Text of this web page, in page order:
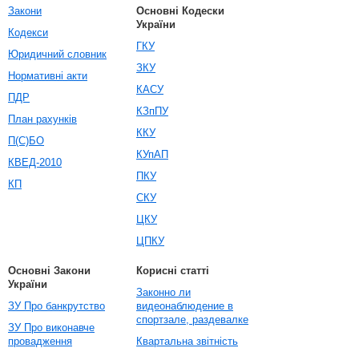
Закони
Кодекси
Юридичний словник
Нормативні акти
ПДР
План рахунків
П(С)БО
КВЕД-2010
КП
Основні Кодески
України
ГКУ
ЗКУ
КАСУ
КЗпПУ
ККУ
КУпАП
ПКУ
СКУ
ЦКУ
ЦПКУ
Основні Закони
України
ЗУ Про банкрутство
ЗУ Про виконавче
провадження
Корисні статті
Законно ли
видеонаблюдение в
спортзале, раздевалке
Квартальна звітність